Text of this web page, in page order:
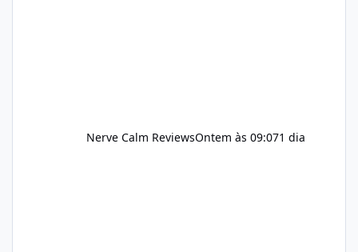
Nerve Calm ReviewsOntem às 09:071 dia